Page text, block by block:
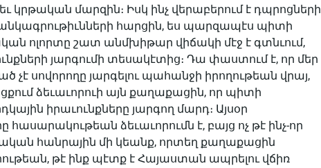
կրթական մարզին։ Իսկ ինչ վերաբերում է դպրոցների
հարցին, ես պարզապէս պիտի
ոլորտը շատ անմխի­թար վիճակի մէջ է գտնւում,
յարգումի տեսակէտից։ Դա փաստում է, որ մեր
չէ սովորողը յարգելու պահանջի իրողութեան վրայ,
ձեւաւորուի այն քաղաքացին, որ պիտի
իրաւունքները յարգող մարդ։ Այսօր
ձեւաւորումն է, բայց ոչ թէ ինչ-որ
հանրային մի կեանք, որտեղ քաղաքացին
թէ ինք պէտք է Հայաստան ապրելու վճիռ